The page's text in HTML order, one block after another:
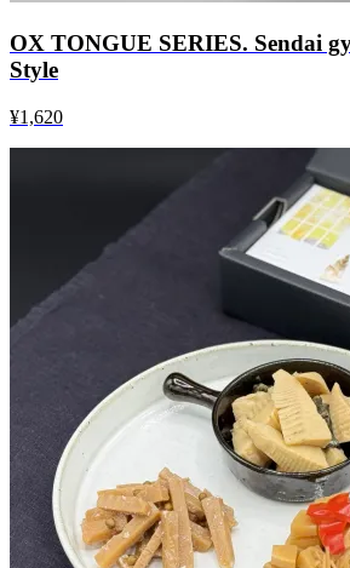
OX TONGUE SERIES. Sendai
Style
¥1,620